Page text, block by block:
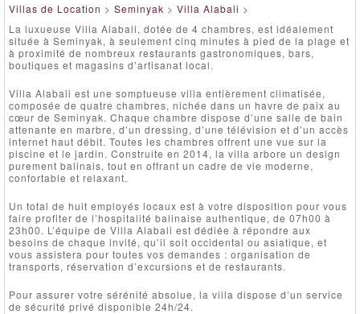
Villas de Location > Seminyak > Villa Alabali >
La luxueuse Villa Alabali, dotée de 4 chambres, est idéalement
située à Seminyak, à seulement cinq minutes à pied de la plage et
à proximité de nombreux restaurants gastronomiques, bars,
boutiques et magasins d’artisanat local.
Villa Alabali est une somptueuse villa entièrement climatisée,
composée de quatre chambres, nichée dans un havre de paix au
cœur de Seminyak. Chaque chambre dispose d’une salle de bain
attenante en marbre, d’un dressing, d’une télévision et d’un accès
internet haut débit. Toutes les chambres offrent une vue sur la
piscine et le jardin. Construite en 2014, la villa arbore un design
purement balinais, tout en offrant un cadre de vie moderne,
confortable et relaxant.
Un total de huit employés locaux est à votre disposition pour vous
faire profiter de l’hospitalité balinaise authentique, de 07h00 à
23h00. L’équipe de Villa Alabali est dédiée à répondre aux
besoins de chaque invité, qu’il soit occidental ou asiatique, et
vous assistera pour toutes vos demandes : organisation de
transports, réservation d’excursions et de restaurants.
Pour assurer votre sérénité absolue, la villa dispose d’un service
de sécurité privé disponible 24h/24.